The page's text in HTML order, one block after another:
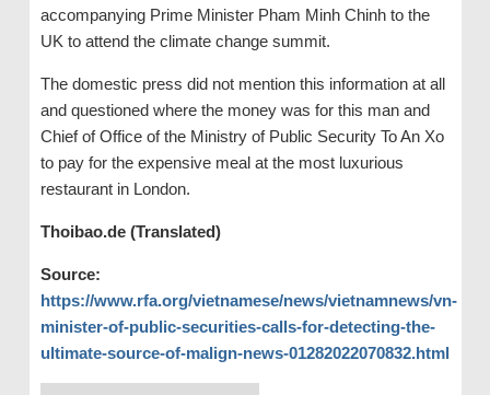
accompanying Prime Minister Pham Minh Chinh to the
UK to attend the climate change summit.
The domestic press did not mention this information at all
and questioned where the money was for this man and
Chief of Office of the Ministry of Public Security To An Xo
to pay for the expensive meal at the most luxurious
restaurant in London.
Thoibao.de (Translated)
Source:
https://www.rfa.org/vietnamese/news/vietnamnews/vn-
minister-of-public-securities-calls-for-detecting-the-
ultimate-source-of-malign-news-01282022070832.html